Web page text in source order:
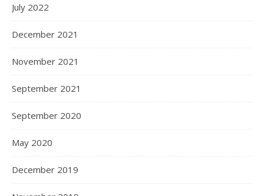
July 2022
December 2021
November 2021
September 2021
September 2020
May 2020
December 2019